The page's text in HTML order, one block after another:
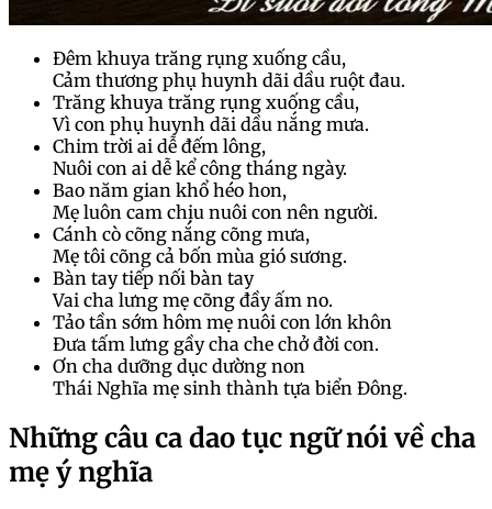
Đêm khuya trăng rụng xuống cầu,
Cảm thương phụ huynh dãi dầu ruột đau.
Trăng khuya trăng rụng xuống cầu,
Vì con phụ huynh dãi dầu nắng mưa.
Chim trời ai dễ đếm lông,
Nuôi con ai dễ kể công tháng ngày.
Bao năm gian khổ héo hon,
Mẹ luôn cam chịu nuôi con nên người.
Cánh cò cõng nắng cõng mưa,
Mẹ tôi cõng cả bốn mùa gió sương.
Bàn tay tiếp nối bàn tay
Vai cha lưng mẹ cõng đầy ấm no.
Tảo tần sớm hôm mẹ nuôi con lớn khôn
Đưa tấm lưng gầy cha che chở đời con.
Ơn cha dưỡng dục dường non
Thái Nghĩa mẹ sinh thành tựa biển Đông.
Những câu ca dao tục ngữ nói về cha
mẹ ý nghĩa